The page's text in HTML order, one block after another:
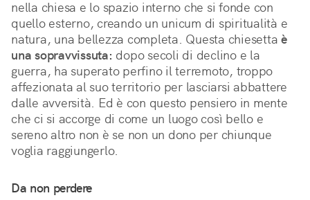
nella chiesa e lo spazio interno che si fonde con
quello esterno, creando un unicum di spiritualità e
natura, una bellezza completa. Questa chiesetta è
una sopravvissuta: dopo secoli di declino e la
guerra, ha superato perfino il terremoto, troppo
affezionata al suo territorio per lasciarsi abbattere
dalle avversità. Ed è con questo pensiero in mente
che ci si accorge di come un luogo così bello e
sereno altro non è se non un dono per chiunque
voglia raggiungerlo.
Da non perdere